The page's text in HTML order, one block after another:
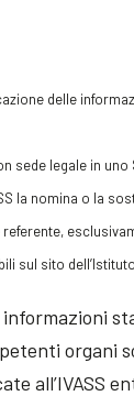
delle
sede legale in
la nomina o la
sul sito
organi
all’IVASS